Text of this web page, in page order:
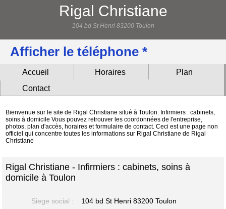
Rigal Christiane
104 bd St Henri 83200 Toulon
Afficher le téléphone *
Accueil Horaires
Plan
Contact
Bienvenue sur le site de Rigal Christiane situé à Toulon. Infirmiers : cabinets,
soins à domicile Vous pouvez retrouver les coordonnées de l'entreprise,
photos, plan d'accès, horaires et formulaire de contact. Ceci est une page non
officiel qui concentre toutes les informations sur Rigal Christiane de Rigal
Christiane
Rigal Christiane - Infirmiers : cabinets, soins à
domicile à Toulon
Siege social : 104 bd St Henri83200 Toulon